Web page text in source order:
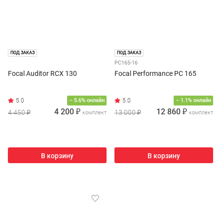
ПОД ЗАКАЗ
Focal Auditor RCX 130
− 5.6% онлайн
4 450 ₽ 4 200 ₽ комплект
В корзину
ПОД ЗАКАЗ
PC165-16
Focal Performance PC 165
− 1.1% онлайн
13 000 ₽ 12 860 ₽ комплект
В корзину